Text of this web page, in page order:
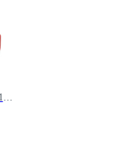
TMD-MIYAKO SO1（1） / TMD-ミヤコ SO1（1） /